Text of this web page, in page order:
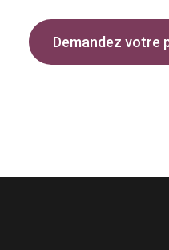
Demandez votre